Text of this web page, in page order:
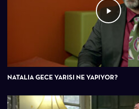
NATALIA GECE YARISI NE YAPIYOR?